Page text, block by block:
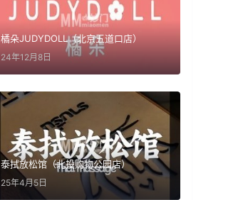
橘朵JUDYDOLL（北京五道口店）
24年12月8日
泰拭放松馆（北投购物公园店）
25年4月5日